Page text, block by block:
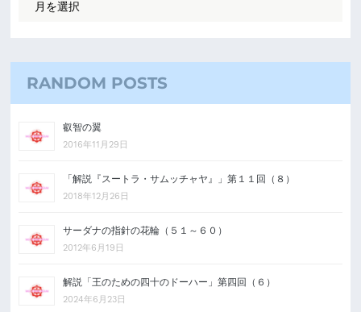
RANDOM POSTS
叡智の翼
2016年11月29日
「解説『スートラ・サムッチャヤ』」第１１回（８）
2018年12月26日
サーダナの指針の花輪（５１～６０）
2012年6月19日
解説「王のための四十のドーハー」第四回（６）
2024年6月23日